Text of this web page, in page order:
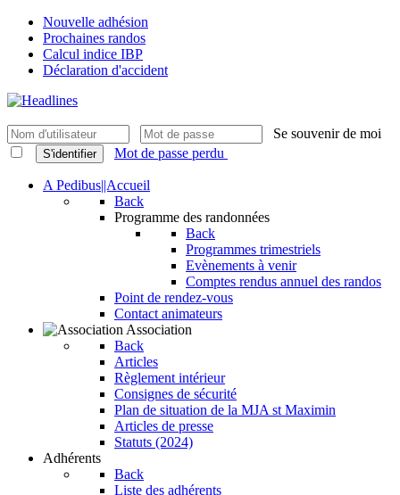
Nouvelle adhésion
Prochaines randos
Calcul indice IBP
Déclaration d'accident
Se souvenir de moi
S'identifier Mot de passe perdu
A Pedibus||Accueil
Back
Programme des randonnées
Back
Programmes trimestriels
Evènements à venir
Comptes rendus annuel des randos
Point de rendez-vous
Contact animateurs
Association
Back
Articles
Règlement intérieur
Consignes de sécurité
Plan de situation de la MJA st Maximin
Articles de presse
Statuts (2024)
Adhérents
Back
Liste des adhérents